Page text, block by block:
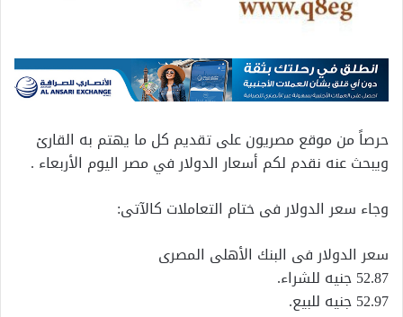
حرصاً من موقع مصريون على تقديم كل ما يهتم به القارئ
ويبحث عنه نقدم لكم أسعار الدولار في مصر اليوم الأربعاء .
وجاء سعر الدولار فى ختام التعاملات كالآتى:
سعر الدولار فى البنك الأهلى المصرى
52.87 جنيه للشراء.
52.97 جنيه للبيع.